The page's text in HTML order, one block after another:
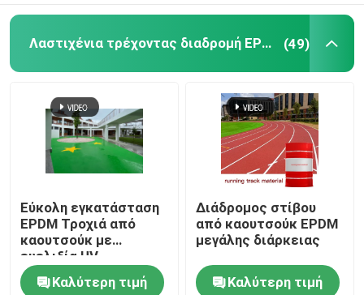
Τεχνητά εξαρτήματα χορτοταπήτων
Ηλεκτρικά μηχανήματα κατασκευής
Αθλητική δαπέδωση PVC
Λαστιχένιο χαλί γυμναστικής
Λαστιχένια τρέχοντας διαδρομή EPDM (49)
Εύκολη εγκατάσταση
EPDM Τροχιά από
καουτσούκ με
ευελιξία UV
Καλύτερη τιμή
Διάδρομος στίβου
από καουτσούκ EPDM
μεγάλης διάρκειας
Καλύτερη τιμή